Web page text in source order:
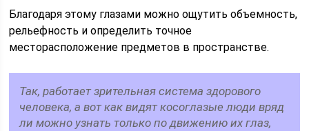
Благодаря этому глазами можно ощутить объемность,
рельефность и определить точное
месторасположение предметов в пространстве.
Так, работает зрительная система здорового
человека, а вот как видят косоглазые люди вряд
ли можно узнать только по движению их глаз,